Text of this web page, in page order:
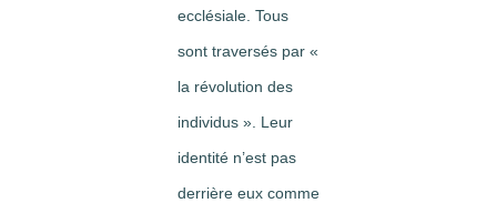
ecclésiale. Tous
sont traversés par «
la révolution des
individus ». Leur
identité n’est pas
derrière eux comme